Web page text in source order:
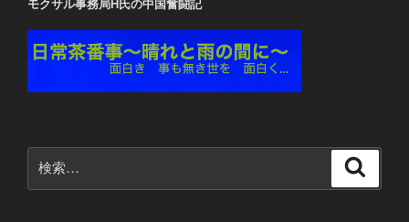
モクサル事務局H氏の中国奮闘記
索: